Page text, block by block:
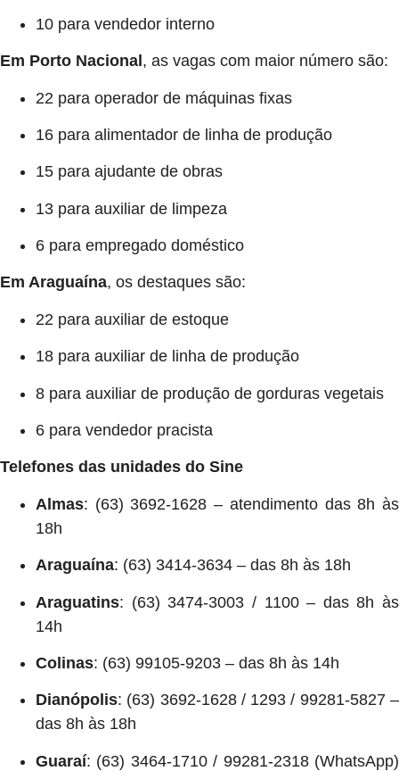
10 para vendedor interno
Em Porto Nacional , as vagas com maior número são:
22 para operador de máquinas fixas
16 para alimentador de linha de produção
15 para ajudante de obras
13 para auxiliar de limpeza
6 para empregado doméstico
Em Araguaína, os destaques são:
22 para auxiliar de estoque
18 para auxiliar de linha de produção
8 para auxiliar de produção de gorduras vegetais
6 para vendedor pracista
Telefones das unidades do Sine
Almas: (63) 3692-1628 – atendimento das 8h às
18h
Araguaína: (63) 3414-3634 – das 8h às 18h
Araguatins: (63) 3474-3003 / 1100 – das 8h às
14h
Colinas: (63) 99105-9203 – das 8h às 14h
Dianópolis: (63) 3692-1628 / 1293 / 99281-5827 –
das 8h às 18h
Guaraí: (63) 3464-1710 / 99281-2318 (WhatsApp)